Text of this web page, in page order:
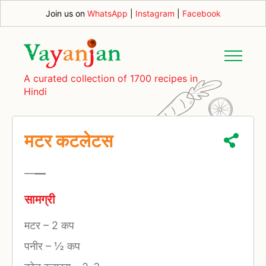
Join us on WhatsApp Instagram Facebook
A curated collection of 1700 recipes in
Hindi
मटर कटलेटस
——
सामग्री
मटर – 2 कप
पनीर – ½ कप